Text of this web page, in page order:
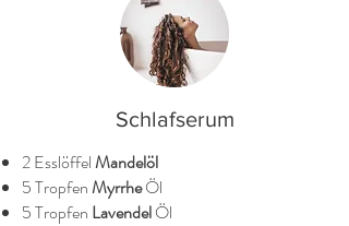
Schlafserum
2 EsslöffelMandelöl
5 TropfenMyrrheÖl
5 Tropfen LavendelÖl